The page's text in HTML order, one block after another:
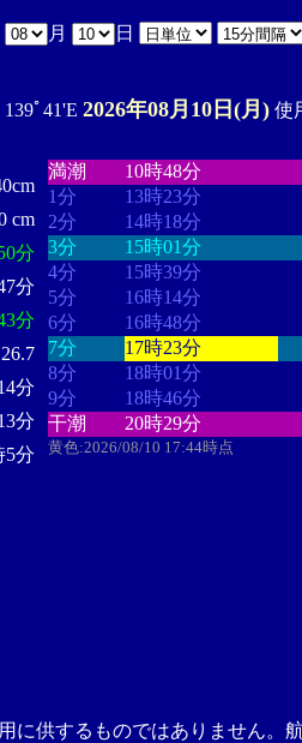
月 日
ﾟ41'E 2026年08月10日(月) 使
cm
分
分
分
26.7
分
分
5分
満潮
10時48分
1分
13時23分
2分
14時18分
3分
15時01分
4分
15時39分
5分
16時14分
6分
16時48分
7分
17時23分
8分
18時01分
9分
18時46分
干潮
20時29分
黄色:2026/08/10 17:44時点
に供するものではありません。